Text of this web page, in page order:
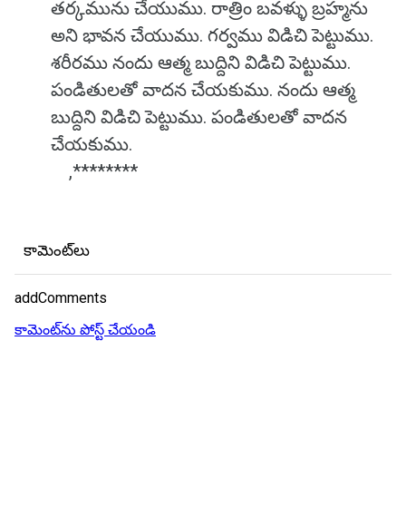
తర్కమును చేయుము. రాత్రిం బవళ్ళు బ్రహ్మను
అని భావన చేయుము. గర్వము విడిచి పెట్టుము.
శరీరము నందు ఆత్మ బుద్దిని విడిచి పెట్టుము.
పండితులతో వాదన చేయకుము. నందు ఆత్మ
బుద్దిని విడిచి పెట్టుము. పండితులతో వాదన
చేయకుము.
,********
కామెంట్‌లు
addComments
కామెంట్‌ను పోస్ట్ చేయండి